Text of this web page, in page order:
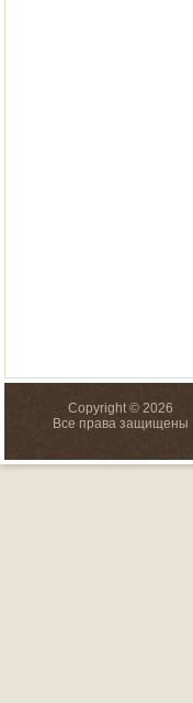
Copyright © 2026
Все права защищены